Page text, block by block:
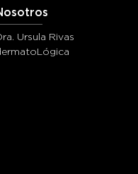
Ursula Rivas